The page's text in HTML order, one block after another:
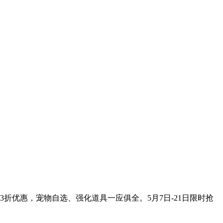
优惠，宠物自选、强化道具一应俱全。5月7日-21日限时抢